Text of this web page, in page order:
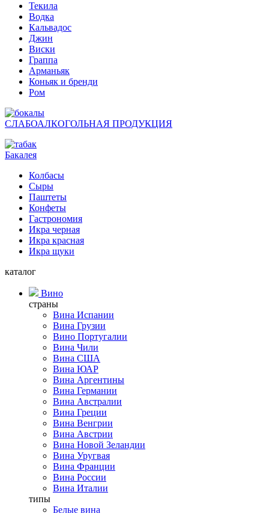
Текила
Водка
Кальвадос
Джин
Виски
Граппа
Арманьяк
Коньяк и бренди
Ром
СЛАБОАЛКОГОЛЬНАЯ ПРОДУКЦИЯ
Бакалея
Колбасы
Сыры
Паштеты
Конфеты
Гастрономия
Икра черная
Икра красная
Икра щуки
каталог
Вино
страны
Вина Испании
Вина Грузии
Вино Португалии
Вина Чили
Вина США
Вина ЮАР
Вина Аргентины
Вина Германии
Вина Австралии
Вина Греции
Вина Венгрии
Вина Австрии
Вина Новой Зеландии
Вина Уругвая
Вина Франции
Вина России
Вина Италии
типы
Белые вина